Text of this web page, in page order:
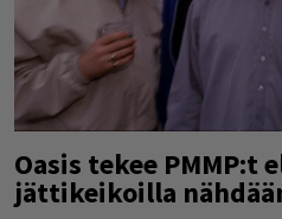
Oasis tekee PMMP:t
jättikeikoilla